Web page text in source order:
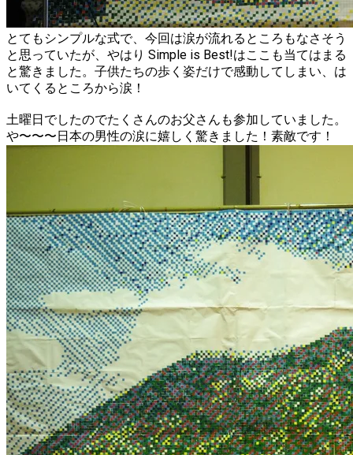
とてもシンプルな式で、今回は涙が流れるところもなさそう
と思っていたが、やはり Simple is Best!はここも当てはまる
と驚きました。子供たちの歩く姿だけで感動してしまい、は
いてくるところから涙！
土曜日でしたのでたくさんのお父さんも参加していました。
や〜〜〜日本の男性の涙に嬉しく驚きました！素敵です！